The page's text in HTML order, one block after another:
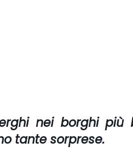
nei borghi più
tante sorprese.